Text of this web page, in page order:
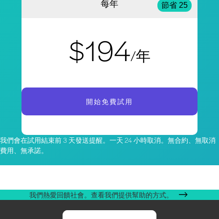
每年 節省 25
$194/年
開始免費試用
我們會在試用結束前 3 天發送提醒。一天 24 小時取消。無合約、無取消
費用、無承諾。
我們熱愛回饋社會。查看我們提供幫助的方式。